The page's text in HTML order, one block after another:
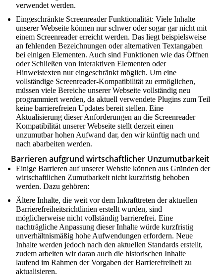
verwendet werden.
Eingeschränkte Screenreader Funktionalität: Viele Inhalte
unserer Webseite können nur schwer oder sogar gar nicht mit
einem Screenreader erreicht werden. Das liegt beispielsweise
an fehlenden Bezeichnungen oder alternativen Textangaben
bei einigen Elementen. Auch sind Funktionen wie das Öffnen
oder Schließen von interaktiven Elementen oder
Hinweistexten nur eingeschränkt möglich. Um eine
vollständige Screenreader-Kompatibilität zu ermöglichen,
müssen viele Bereiche unserer Webseite vollständig neu
programmiert werden, da aktuell verwendete Plugins zum Teil
keine barrierefreien Updates bereit stellen. Eine
Aktualisierung dieser Anforderungen an die Screenreader
Kompatibilität unserer Webseite stellt derzeit einen
unzumutbar hohen Aufwand dar, den wir künftig nach und
nach abarbeiten werden.
Barrieren aufgrund wirtschaftlicher Unzumutbarkeit
Einige Barrieren auf unserer Website können aus Gründen der
wirtschaftlichen Zumutbarkeit nicht kurzfristig behoben
werden. Dazu gehören:
Ältere Inhalte, die weit vor dem Inkrafttreten der aktuellen
Barrierefreiheitsrichtlinien erstellt wurden, sind
möglicherweise nicht vollständig barrierefrei. Eine
nachträgliche Anpassung dieser Inhalte würde kurzfristig
unverhältnismäßig hohe Aufwendungen erfordern. Neue
Inhalte werden jedoch nach den aktuellen Standards erstellt,
zudem arbeiten wir daran auch die historischen Inhalte
laufend im Rahmen der Vorgaben der Barrierefreiheit zu
aktualisieren.